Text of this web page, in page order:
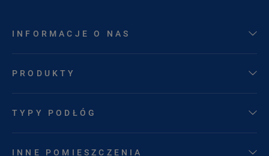
INFORMACJE O NAS
PRODUKTY
TYPY PODŁÓG
INNE POMIESZCZENIA